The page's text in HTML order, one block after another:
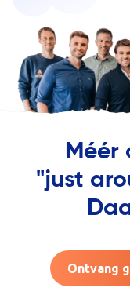
Méér
"just
Ontvang